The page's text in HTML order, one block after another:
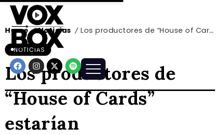
Home / Noticias / Los productores de “House of Cards” estarían reconstruyendo el guion tras la victoria de Trump
NOTICIAS
Los productores de
“House of Cards”
estarían